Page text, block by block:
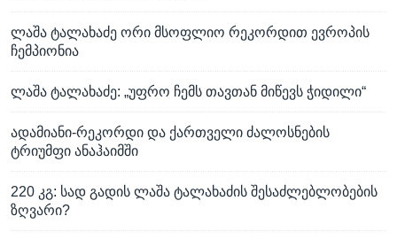
ლაშა ტალახაძე ორი მსოფლიო რეკორდით ევროპის
ჩემპიონია
ლაშა ტალახაძე: „უფრო ჩემს თავთან მიწევს ჭიდილი“
ადამიანი-რეკორდი და ქართველი ძალოსნების
ტრიუმფი ანაჰაიმში
220 კგ: სად გადის ლაშა ტალახაძის შესაძლებლობების
ზღვარი?